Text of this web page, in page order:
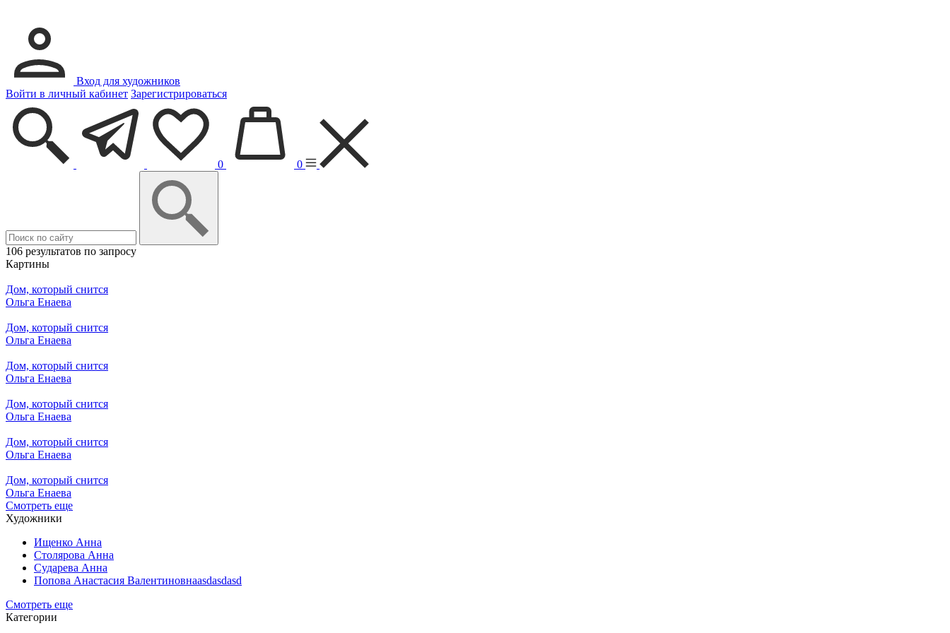
Вход для художников
Войти в личный кабинет Зарегистрироваться
0 0
106 результатов по запросу
Картины
Дом, который снится
Ольга Енаева
Дом, который снится
Ольга Енаева
Дом, который снится
Ольга Енаева
Дом, который снится
Ольга Енаева
Дом, который снится
Ольга Енаева
Дом, который снится
Ольга Енаева
Смотреть еще
Художники
Ищенко Анна
Столярова Анна
Сударева Анна
Попова Анастасия Валентиновнаasdasdasd
Смотреть еще
Категории